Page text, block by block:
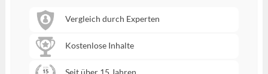
Vergleich durch Experten
Kostenlose Inhalte